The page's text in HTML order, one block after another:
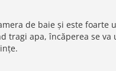
de baie și este
tragi apa, încăperea se